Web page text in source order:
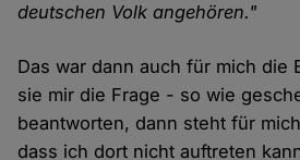
deutschen Volk angehören."
Das war dann auch für mich die
sie mir die Frage - so wie
beantworten, dann steht für
dass ich dort nicht auftreten